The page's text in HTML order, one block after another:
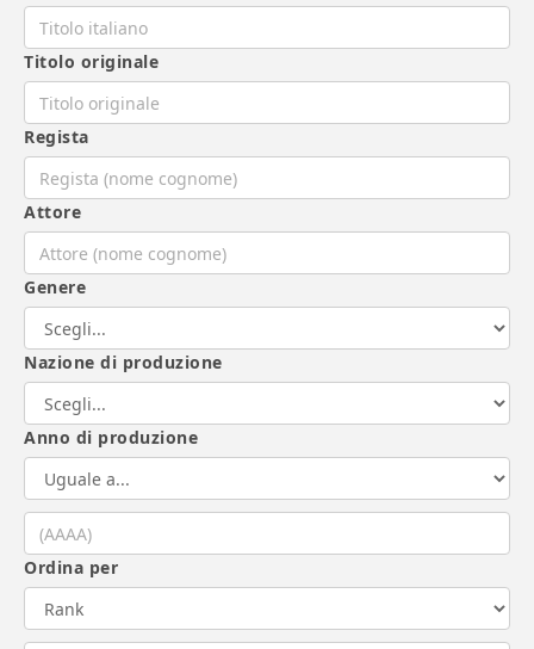
Titolo originale
Regista
Attore
Genere
Nazione di produzione
Anno di produzione
Ordina per